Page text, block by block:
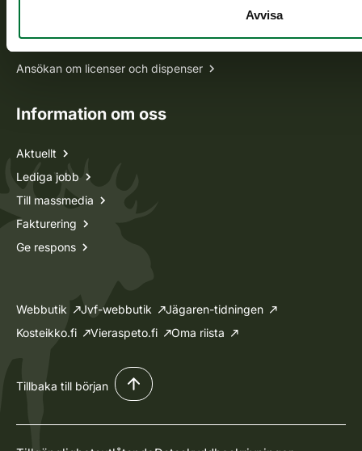
Avvisa
Ansökan om licenser och dispenser
Information om oss
Aktuellt
Lediga jobb
Till massmedia
Fakturering
Ge respons
Webbutik Jvf-webbutik
Jägaren-tidningen
Kosteikko.fi
Vieraspeto.fi Oma riista
Tillbaka till början